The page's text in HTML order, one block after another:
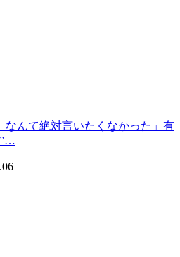
なんて絶対言いたくなかった」有
”…